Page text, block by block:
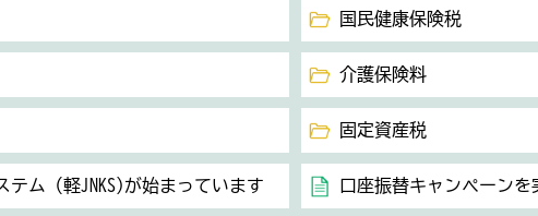
国民健康保険税
介護保険料
固定資産税
テム（軽JNKS)が始まっています 口座振替キャンペーンを